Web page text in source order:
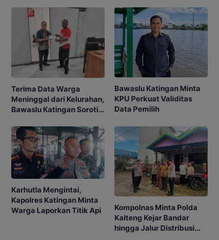
Terima Data Warga
Meninggal dari Kelurahan,
Bawaslu Katingan Soroti
Bawaslu Katingan Minta
KPU Perkuat Validitas
Data Pemilih
Karhutla Mengintai,
Kapolres Katingan Minta
Warga Laporkan Titik Api
Kompolnas Minta Polda
Kalteng Kejar Bandar
hingga Jalur Distribusi